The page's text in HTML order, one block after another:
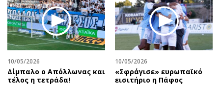
10/05/2026
Δίμπαλο ο Απόλλωνας και
τέλος η τετράδα!
10/05/2026
«Σφράγισε» ευρωπαϊκό
εισιτήριο η Πάφος